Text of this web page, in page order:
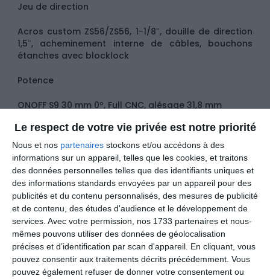
Le respect de votre vie privée est notre priorité
Nous et nos partenaires stockons et/ou accédons à des
informations sur un appareil, telles que les cookies, et traitons
des données personnelles telles que des identifiants uniques et
des informations standards envoyées par un appareil pour des
publicités et du contenu personnalisés, des mesures de publicité
et de contenu, des études d'audience et le développement de
services. Avec votre permission, nos 1733 partenaires et nous-
mêmes pouvons utiliser des données de géolocalisation
précises et d’identification par scan d'appareil. En cliquant, vous
pouvez consentir aux traitements décrits précédemment. Vous
pouvez également refuser de donner votre consentement ou
Jeu de direction
Acros custom ZS56/ZS56, 1-1/8″, douille de direction
1,5″, acheminement interne de câbles, bouchons
étanches avec blocklock
Potence
ONOFF S9 30 mm 0º, Full CNC, alésage 31,8 mm
Cintre
ONOFF S9 1,0 Carbon, galbe : 25 mm, largeur :
800mm, 8º backsweep, 5º upsweep, alésage 31,8
mm. Taille L et XL : galbe 38 mm.
Poignées
ONOFF Desert Pro, lock-on CNC, 135mm. L et XL : Taille
plus épaisse
Tige de selle